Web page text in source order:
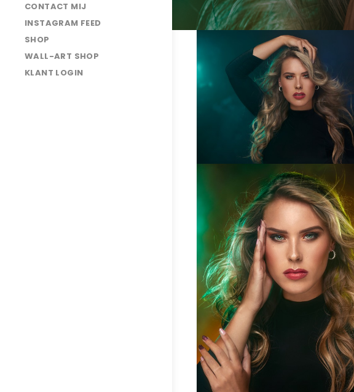
CONTACT MIJ
INSTAGRAM FEED
SHOP
WALL-ART SHOP
KLANT LOGIN
van
025A3383-
Edit
van
Romy
van
Boxtel
025A3416